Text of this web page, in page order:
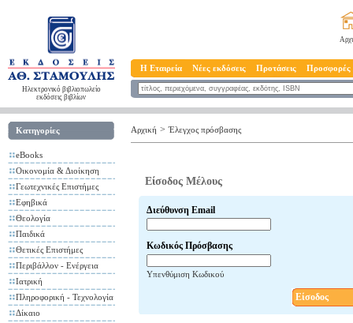
Ηλεκτρονικό βιβλιοπωλείο
εκδόσεις βιβλίων
Η Εταιρεία Νέες εκδόσεις Προτάσεις Προσφορές
Κατηγορίες
eBooks
Οικονομία & Διοίκηση
Γεωτεχνικές Επιστήμες
Εφηβικά
Θεολογία
Παιδικά
Θετικές Επιστήμες
Περιβάλλον - Ενέργεια
Ιατρική
Πληροφορική - Τεχνολογία
Δίκαιο
Αρχική > Έλεγχος πρόσβασης
Είσοδος Μέλους
Διεύθυνση Email
Κωδικός Πρόσβασης
Υπενθύμιση Κωδικού
Είσοδος